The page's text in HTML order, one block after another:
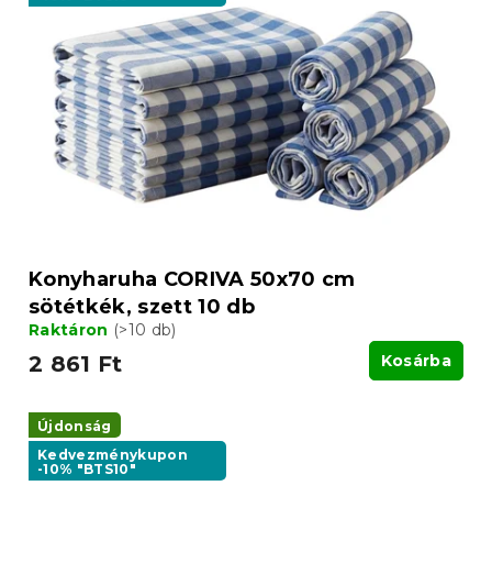
Konyharuha CORIVA 50x70 cm
sötétkék, szett 10 db
Raktáron (>10 db)
2 861 Ft Kosárba
Újdonság
Kedvezménykupon
-10% "BTS10"